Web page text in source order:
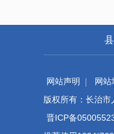
网站声明 网站
版权所有：长治
晋ICP备